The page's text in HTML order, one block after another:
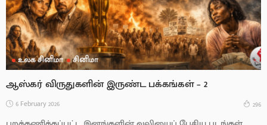
உலக சினிமா சினிமா
ஆஸ்கர் விருதுகளின் இருண்ட பக்கங்கள் – 2
6 February 2026 296